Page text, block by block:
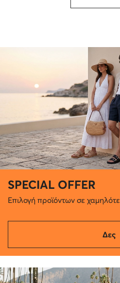
SPECIAL OFFER
Επιλογή προϊόντων σε
Δες